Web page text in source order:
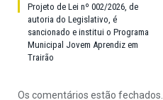
Projeto de Lei nº 002/2026, de
autoria do Legislativo, é
sancionado e institui o Programa
Municipal Jovem Aprendiz em
Trairão
Os comentários estão fechados.